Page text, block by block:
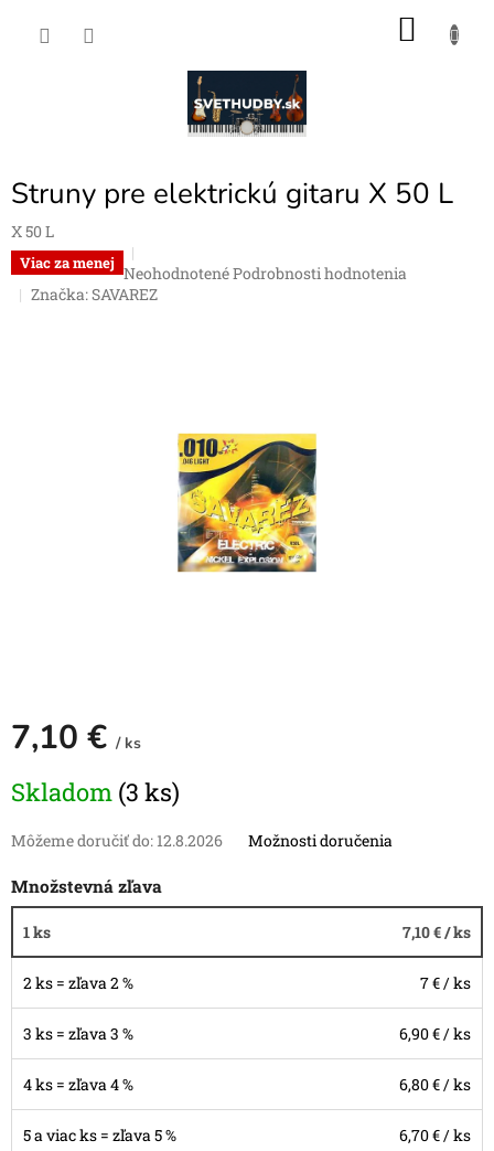
Struny pre elektrickú gitaru X 50 L
X 50 L
Viac za menej Priemerné
hodnotenie
NeohodnotenéPodrobnosti hodnotenia
Značka:SAVAREZ
7,10 € / ks
cena:
Skladom (3 ks)
Môžeme doručiť do: 12.8.2026 Možnosti doručenia
Množstevná zľava
1 ks 7,10 €/ ks
2 ks = zľava 2 % 7 €/ ks
3 ks = zľava 3 % 6,90 €/ ks
4 ks = zľava 4 % 6,80 €/ ks
5 a viac ks = zľava 5 % 6,70 €/ ks